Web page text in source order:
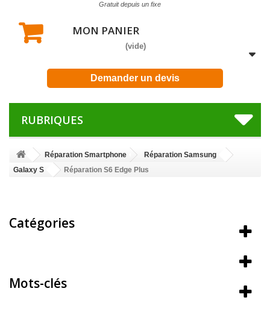
Gratuit depuis un fixe
MON PANIER
(vide)
Demander un devis
RUBRIQUES
Réparation Smartphone
Réparation Samsung
Galaxy S
Réparation S6 Edge Plus
Catégories
Mots-clés